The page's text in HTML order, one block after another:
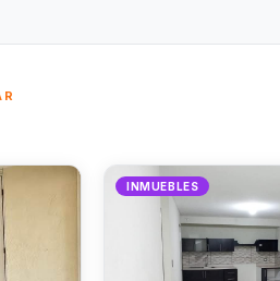
INMUEBLES